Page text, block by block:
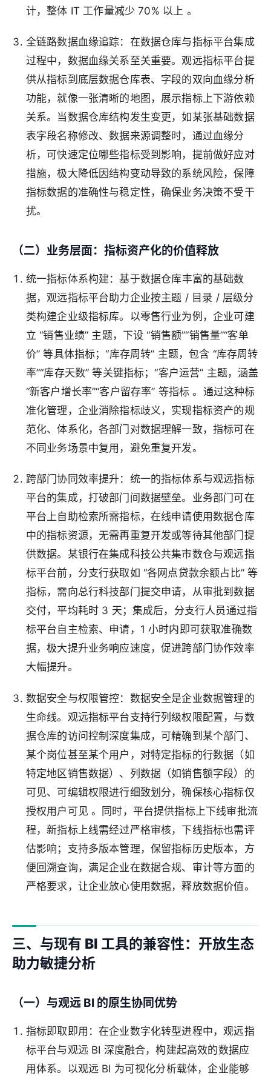
计，整体 IT 工作量减少 70% 以上 。
全链路数据血缘追踪：在数据仓库与指标平台集成
过程中，数据血缘关系至关重要。观远指标平台提
供从指标到底层数据仓库表、字段的双向血缘分析
功能，就像一张清晰的地图，展示指标上下游依赖
关系。当数据仓库结构发生变更，如某张基础数据
表字段名称修改、数据来源调整时，通过血缘分
析，可快速定位哪些指标受到影响，提前做好应对
措施，极大降低因结构变动导致的系统风险，保障
指标数据的准确性与稳定性，确保业务决策不受干
扰。
（二）业务层面：指标资产化的价值释放
统一指标体系构建 ：基于数据仓库丰富的基础数
据，观远指标平台助力企业按主题 / 目录 / 层级分
类构建企业级指标库。以零售行业为例，企业可建
立 “销售业绩” 主题，下设 “销售额”“销售量”“客单
价” 等具体指标；“库存周转” 主题，包含 “库存周转
率”“库存天数” 等关键指标；“客户运营” 主题，涵盖
“新客户增长率”“客户留存率” 等指标 。通过这种标
准化管理，企业消除指标歧义，实现指标资产的规
范化、体系化，各部门对数据理解一致，指标可在
不同业务场景中复用，避免重复开发。
跨部门协同效率提升：统一的指标体系与观远指标
平台的集成，打破部门间数据壁垒。业务部门可在
平台上自助检索所需指标，在线申请使用数据仓库
中的指标资源，无需再重复开发或等待其他部门提
供数据。某银行在集成科技公共集市数仓与观远指
标平台前，分支行获取如 “各网点贷款余额占比” 等
指标，需向总行科技部门提交申请，从审批到数据
交付，平均耗时 3 天；集成后，分支行人员通过指
标平台自主检索、申请，1 小时内即可获取准确数
据，极大提升业务响应速度，促进跨部门协作效率
大幅提升。
数据安全与权限管控：数据安全是企业数据管理的
生命线。观远指标平台支持行列级权限配置，与数
据仓库的访问控制深度集成，可精确到某个部门、
某个岗位甚至某个用户，对特定指标的行数据（如
特定地区销售数据）、列数据（如销售额字段）的
可见、可编辑权限进行细致划分，确保核心指标仅
授权用户可见 。同时，平台提供指标上下线审批流
程，新指标上线需经过严格审核，下线指标也需评
估影响；支持多版本管理，保留指标历史版本，方
便回溯查询，满足企业在数据合规、审计等方面的
严格要求，让企业放心使用数据，释放数据价值。
三、与现有 BI 工具的兼容性：开放生态
助力敏捷分析
（一）与观远 BI 的原生协同优势
指标即取即用 ：在企业数字化转型进程中，观远指
标平台与观远 BI 深度融合，构建起高效的数据应
用体系。以观远 BI 为可视化分析载体，企业能够